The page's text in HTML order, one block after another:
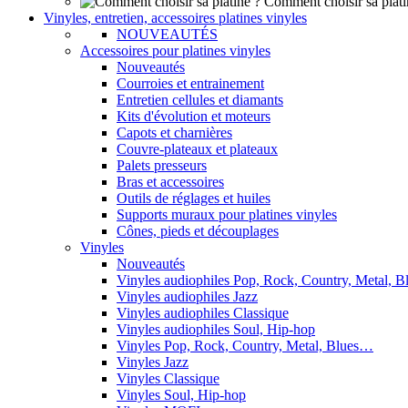
Vinyles, entretien, accessoires platines vinyles
NOUVEAUTÉS
Accessoires pour platines vinyles
Nouveautés
Courroies et entrainement
Entretien cellules et diamants
Kits d'évolution et moteurs
Capots et charnières
Couvre-plateaux et plateaux
Palets presseurs
Bras et accessoires
Outils de réglages et huiles
Supports muraux pour platines vinyles
Cônes, pieds et découplages
Vinyles
Nouveautés
Vinyles audiophiles Pop, Rock, Country, Metal,
Vinyles audiophiles Jazz
Vinyles audiophiles Classique
Vinyles audiophiles Soul, Hip-hop
Vinyles Pop, Rock, Country, Metal, Blues…
Vinyles Jazz
Vinyles Classique
Vinyles Soul, Hip-hop